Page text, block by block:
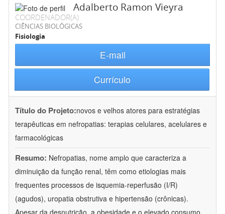
Adalberto Ramon Vieyra
COORDENADOR(A)
CIÊNCIAS BIOLÓGICAS
Fisiologia
E-mail
Currículo
Título do Projeto:novos e velhos atores para estratégias
terapêuticas em nefropatias: terapias celulares, acelulares e
farmacológicas
Resumo: Nefropatias, nome amplo que caracteriza a
diminuição da função renal, têm como etiologias mais
frequentes processos de isquemia-reperfusão (I/R)
(agudos), uropatia obstrutiva e hipertensão (crônicas).